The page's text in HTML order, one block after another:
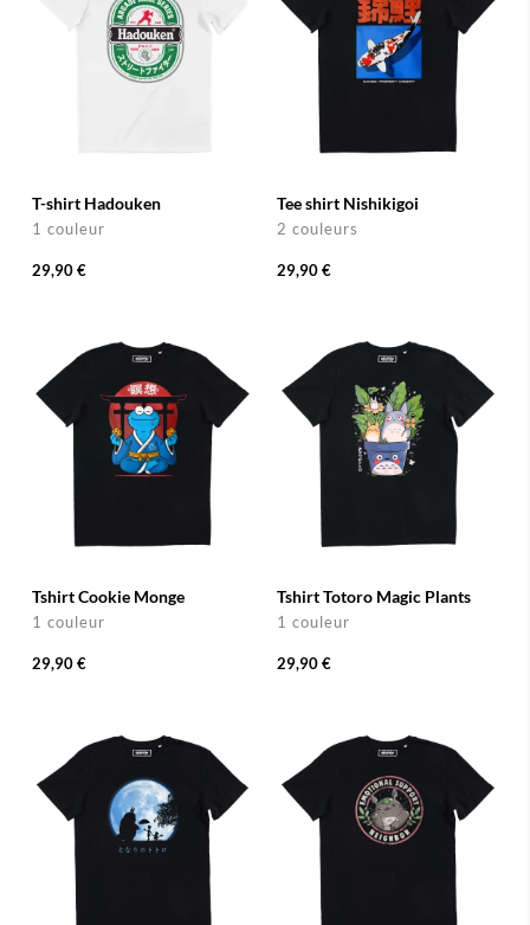
T-shirt Hadouken
1 couleur
29,90 €
Tee shirt Nishikigoi
2 couleurs
29,90 €
Tshirt Cookie Monge
1 couleur
29,90 €
Tshirt Totoro Magic Plants
1 couleur
29,90 €